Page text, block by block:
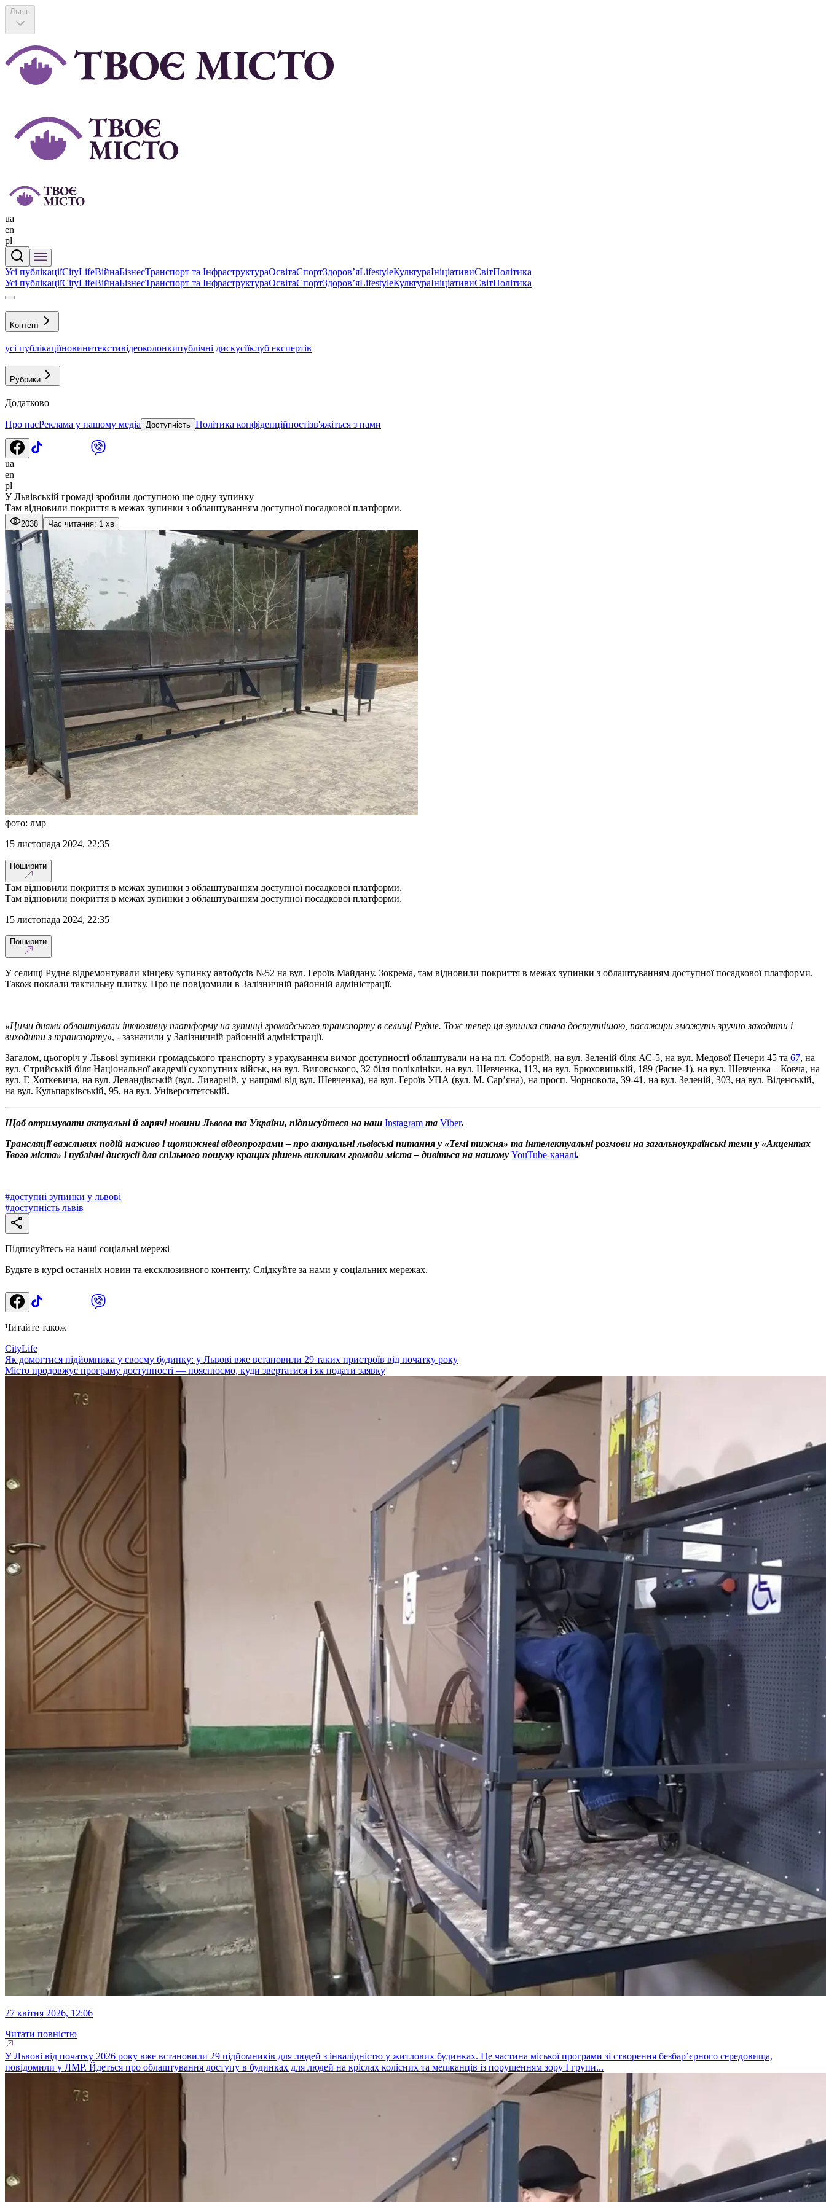
Львів
ua
en
pl
Усі публікаціїCityLifeВійнаБізнесТранспорт та ІнфраструктураОсвітаСпортЗдоровʼяLifestyleКультураІніціативиСвітПолітика
Усі публікаціїCityLifeВійнаБізнесТранспорт та ІнфраструктураОсвітаСпортЗдоровʼяLifestyleКультураІніціативиСвітПолітика
Контент
усі публікаціїновинитекстивідеоколонкипублічні дискусіїклуб експертів
Рубрики
Додатково
Про насРеклама у нашому медіа Доступність Політика конфіденційностізв'яжіться з нами
ua
en
pl
У Львівській громаді зробили доступною ще одну зупинку
Там відновили покриття в межах зупинки з облаштуванням доступної посадкової платформи.
2038 Час читання: 1 хв
фото: лмр
15 листопада 2024, 22:35
Поширити
Там відновили покриття в межах зупинки з облаштуванням доступної посадкової платформи.
Там відновили покриття в межах зупинки з облаштуванням доступної посадкової платформи.
15 листопада 2024, 22:35
Поширити
У селищі Рудне відремонтували кінцеву зупинку автобусів №52 на вул. Героїв Майдану. Зокрема, там відновили покриття в межах зупинки з облаштуванням доступної посадкової платформи.
Також поклали тактильну плитку. Про це повідомили в Залізничній районній адміністрації.
«Цими днями облаштували інклюзивну платформу на зупинці громадського транспорту в селищі Рудне. Тож тепер ця зупинка стала доступнішою, пасажири зможуть зручно заходити і
виходити з транспорту», - зазначили у Залізничній районній адміністрації.
Загалом, цьогоріч у Львові зупинки громадського транспорту з урахуванням вимог доступності облаштували на на пл. Соборній, на вул. Зеленій біля АС-5, на вул. Медової Печери 45 та 67, на
вул. Стрийській біля Національної академії сухопутних військ, на вул. Виговського, 32 біля поліклініки, на вул. Шевченка, 113, на вул. Брюховицькій, 189 (Рясне-1), на вул. Шевченка – Ковча, на
вул. Г. Хоткевича, на вул. Левандівській (вул. Ливарній, у напрямі від вул. Шевченка), на вул. Героїв УПА (вул. М. Сар’яна), на просп. Чорновола, 39-41, на вул. Зеленій, 303, на вул. Віденській,
на вул. Кульпарківській, 95, на вул. Університетській.
Щоб отримувати актуальні й гарячі новини Львова та України, підписуйтеся на наш Instagram та Viber.
Трансляції важливих подій наживо і щотижневі відеопрограми – про актуальні львівські питання у «Темі тижня» та інтелектуальні розмови на загальноукраїнські теми у «Акцентах
Твого міста» і публічні дискусії для спільного пошуку кращих рішень викликам громади міста – дивіться на нашому YouTube-каналі.
#доступні зупинки у львові
#доступність львів
Підписуйтесь на наші соціальні мережі
Будьте в курсі останніх новин та ексклюзивного контенту. Слідкуйте за нами у соціальних мережах.
Читайте також
CityLife
Як домогтися підйомника у своєму будинку: у Львові вже встановили 29 таких пристроїв від початку року
Місто продовжує програму доступності — пояснюємо, куди звертатися і як подати заявку
27 квітня 2026, 12:06
Читати повністю
У Львові від початку 2026 року вже встановили 29 підйомників для людей з інвалідністю у житлових будинках. Це частина міської програми зі створення безбар’єрного середовища,
повідомили у ЛМР. Йдеться про облаштування доступу в будинках для людей на кріслах колісних та мешканців із порушенням зору І групи...